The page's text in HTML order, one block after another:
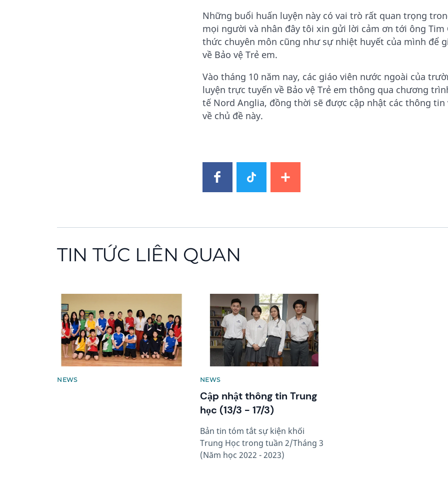
Những buổi huấn luyện này có vai trò rất quan trọng
mọi người và nhân đây tôi xin gửi lời cảm ơn tới ông
thức chuyên môn cũng như sự nhiệt huyết của mình để
về Bảo vệ Trẻ em.
Vào tháng 10 năm nay, các giáo viên nước ngoài của
luyện trực tuyến về Bảo vệ Trẻ em thông qua chương
tế Nord Anglia, đồng thời sẽ được cập nhật các thông
về chủ đề này.
TIN TỨC LIÊN QUAN
NEWS
News image
NEWS
Cập nhật thông tin Trung
học (13/3 - 17/3)
Bản tin tóm tắt sự kiện khối
Trung Học trong tuần 2/Tháng 3
(Năm học 2022 - 2023)